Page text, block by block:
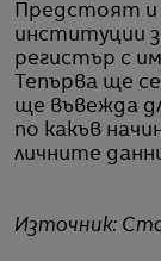
Предстоят и
институции
регистър с
Тепърва ще
ще въвежда
по какъв
личните
Източник: